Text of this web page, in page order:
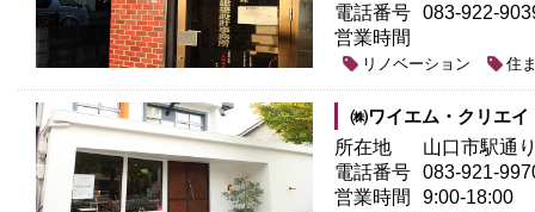
電話番号 083-922-
営業時間
リノベーション 住
㈱ワイエム・クリエ
所在地
山口市駅通
電話番号 083-921-
営業時間
9:00-18:00